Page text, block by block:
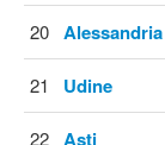
20 Alessandria
21 Udine
22 Asti